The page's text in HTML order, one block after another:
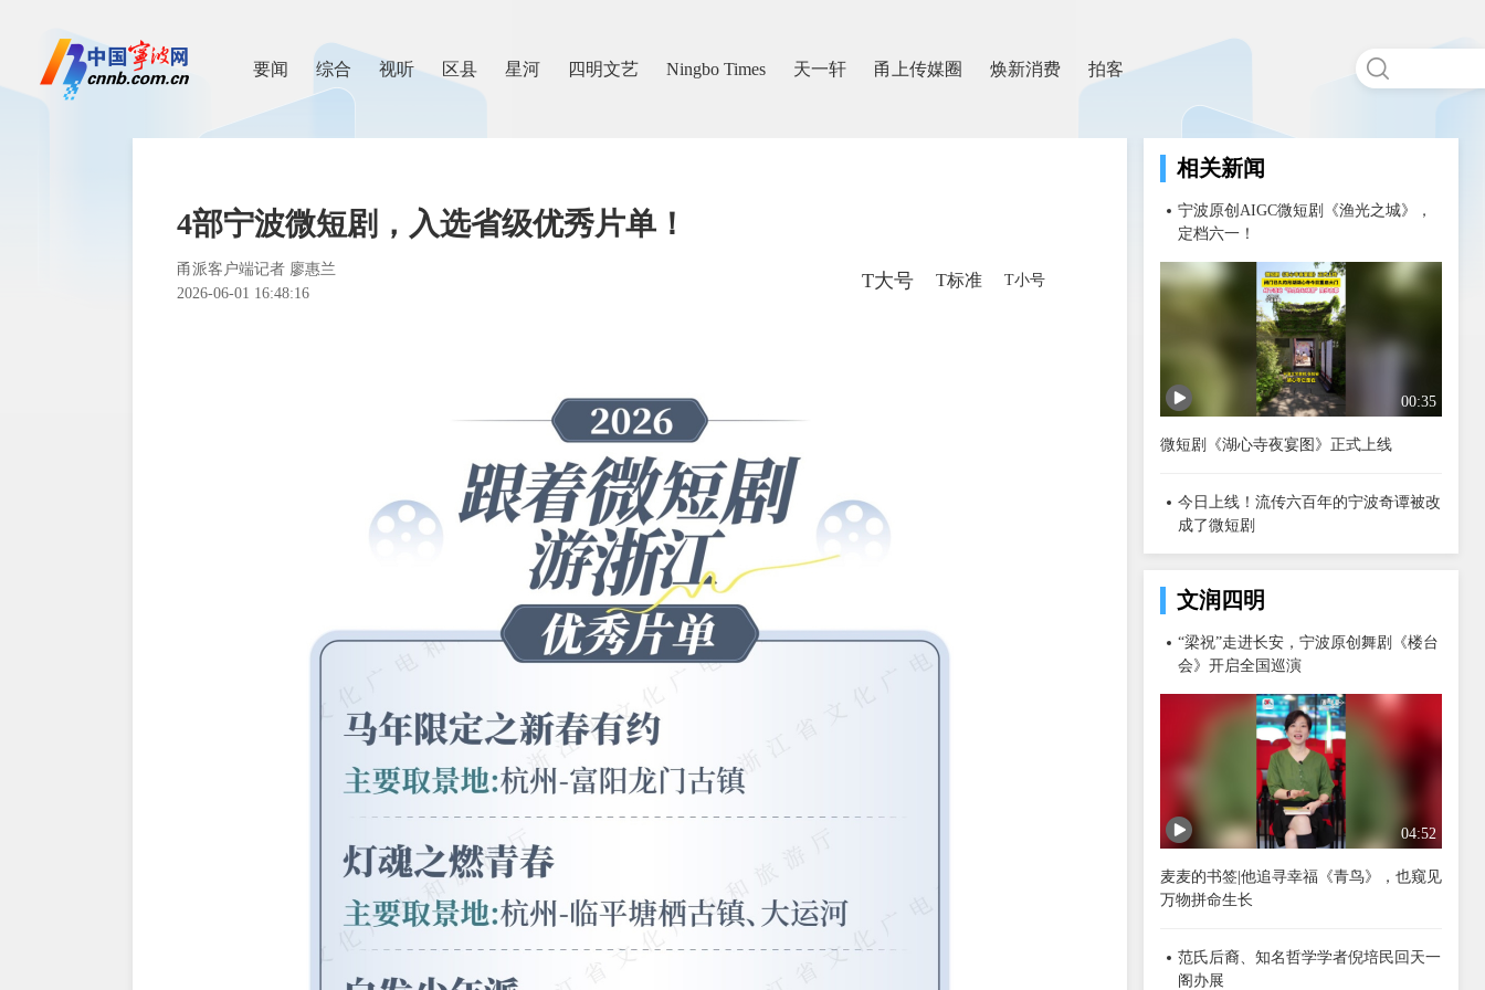
要闻 综合 视听 区县 星河 四明文艺 Ningbo Times 天一轩 甬上传媒圈 焕新消费 拍客
4部宁波微短剧，入选省级优秀片单！
甬派客户端记者 廖惠兰
2026-06-01 16:48:16
T大号 T标准 T小号
相关新闻
宁波原创AIGC微短剧《渔光之城》，
定档六一！
00:35
微短剧《湖心寺夜宴图》正式上线
今日上线！流传六百年的宁波奇谭被改
成了微短剧
文润四明
“梁祝”走进长安，宁波原创舞剧《楼台
会》开启全国巡演
04:52
麦麦的书签|他追寻幸福《青鸟》，也窥见
万物拼命生长
范氏后裔、知名哲学学者倪培民回天一
阁办展